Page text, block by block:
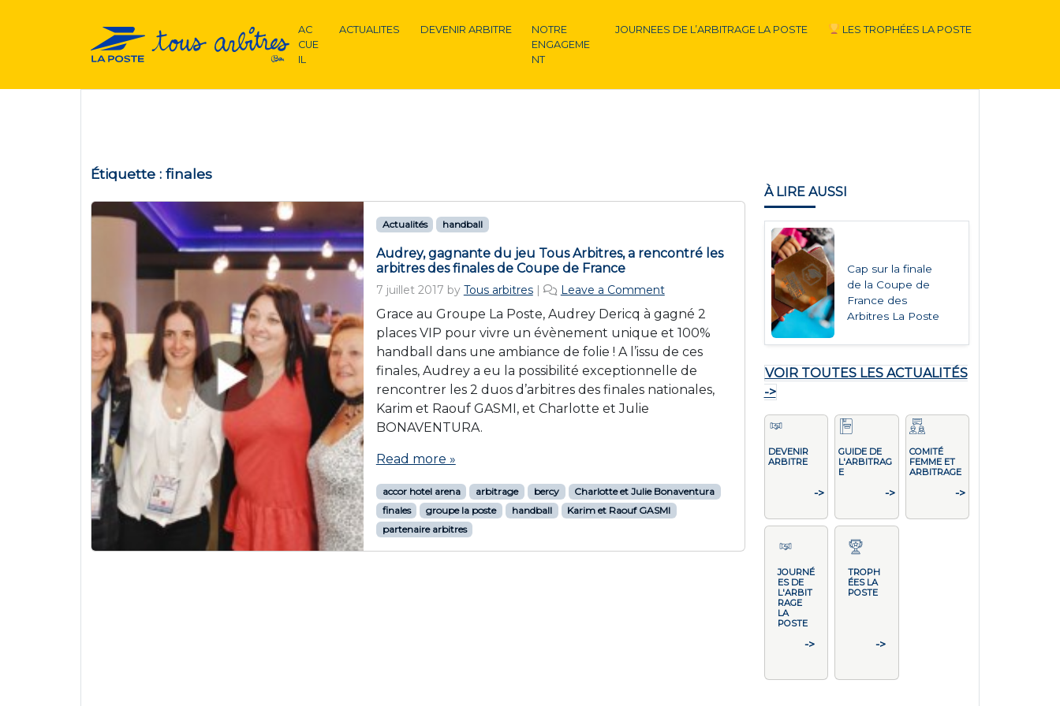
AC
CUE
IL
ACTUALITES DEVENIR ARBITRE
NOTRE
ENGAGEME
NT
JOURNEES DE L’ARBITRAGE LA POSTE LES TROPHÉES LA POSTE
Étiquette : finales
Actualités handball
Audrey, gagnante du jeu Tous Arbitres, a rencontré les
arbitres des finales de Coupe de France
7 juillet 2017 by Tous arbitres | Leave a Comment
Grace au Groupe La Poste, Audrey Dericq à gagné 2
places VIP pour vivre un évènement unique et 100%
handball dans une ambiance de folie ! A l’issu de ces
finales, Audrey a eu la possibilité exceptionnelle de
rencontrer les 2 duos d’arbitres des finales nationales,
Karim et Raouf GASMI, et Charlotte et Julie
BONAVENTURA.
Read more »
accor hotel arena arbitrage bercy
Charlotte et Julie Bonaventura
finales
groupe la poste handball
Karim et Raouf GASMI
partenaire arbitres
À LIRE AUSSI
Cap sur la finale
de la Coupe de
France des
Arbitres La Poste
VOIR TOUTES LES ACTUALITÉS
->
DEVENIR
ARBITRE
->
GUIDE DE
L'ARBITRAG
E
->
COMITÉ
FEMME ET
ARBITRAGE
->
JOURNÉ
ES DE
L'ARBIT
RAGE
LA
POSTE
->
TROPH
ÉES LA
POSTE
->